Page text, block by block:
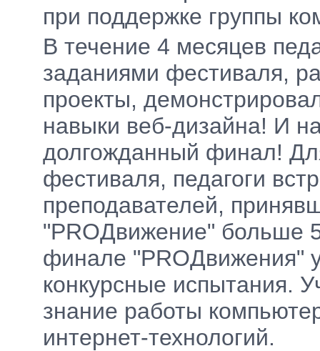
при поддержке группы
В течение 4 месяцев
заданиями фестиваля,
проекты,
навыки веб-дизайна! И
долгожданный финал!
фестиваля, педагоги
преподавателей,
"PROДвижение" больше
финале "PROДвижения"
конкурсные испытания.
знание работы
интернет-технологий.